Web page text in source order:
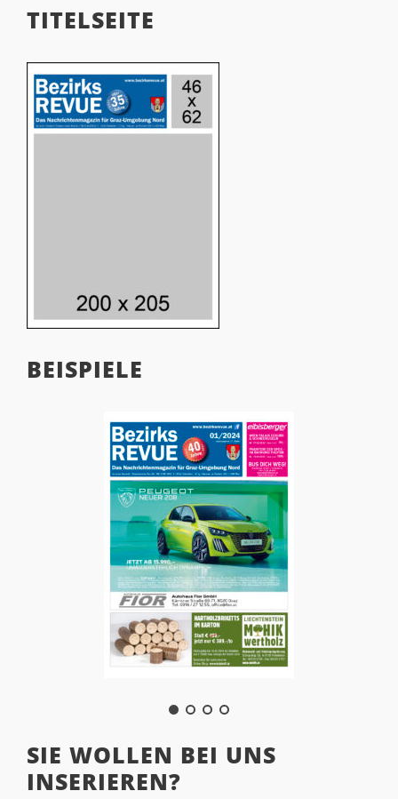
TITELSEITE
BEISPIELE
SIE WOLLEN BEI UNS
INSERIEREN?